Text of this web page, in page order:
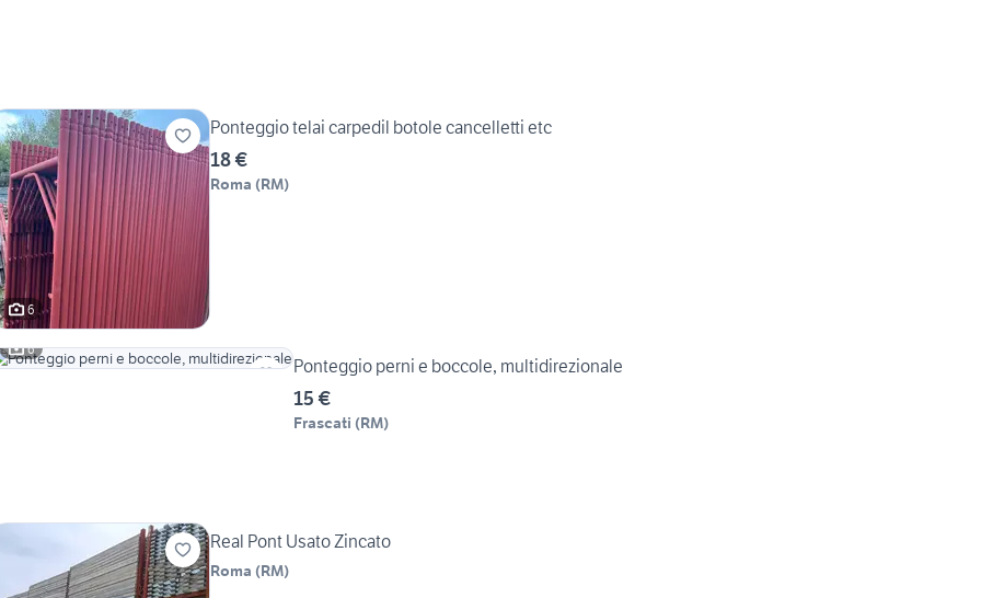
6
Ponteggio telai carpedil botole cancelletti etc
18 €
Roma (RM)
6
Ponteggio perni e boccole, multidirezionale
15 €
Frascati (RM)
Real Pont Usato Zincato
Roma (RM)